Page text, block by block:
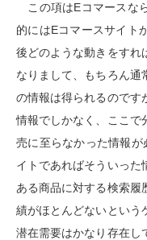
この項はEコマースな
的にはEコマースサイト
後どのような動きをすれ
なりまして、もちろん通
の情報は得られるのです
情報でしかなく、ここで
売に至らなかった情報
イトであればそういった
ある商品に対する検索履
績がほとんどないという
潜在需要はかなり存在し